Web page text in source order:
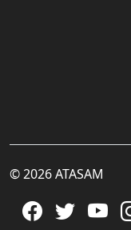
© 2026 ATASAM